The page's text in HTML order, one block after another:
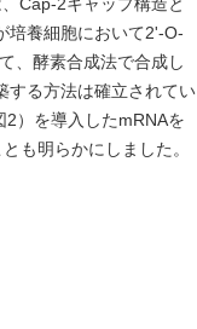
Cap-2キャップ構造と
養細胞において2ʹ-O-
、酵素合成法で合成し
する方法は確立されてい
2）を導入したmRNAを
も明らかにしました。